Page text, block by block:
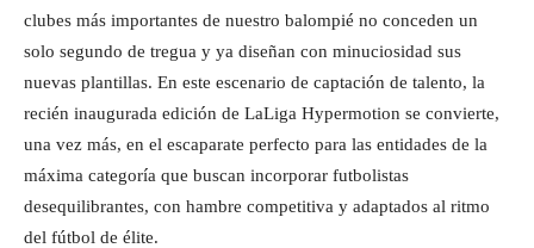
clubes más importantes de nuestro balompié no conceden un
solo segundo de tregua y ya diseñan con minuciosidad sus
nuevas plantillas. En este escenario de captación de talento, la
recién inaugurada edición de LaLiga Hypermotion se convierte,
una vez más, en el escaparate perfecto para las entidades de la
máxima categoría que buscan incorporar futbolistas
desequilibrantes, con hambre competitiva y adaptados al ritmo
del fútbol de élite.